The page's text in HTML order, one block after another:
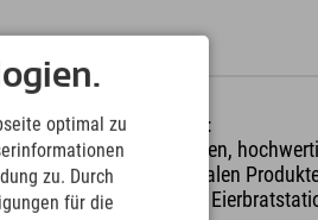
Frühstücksbuffet
Wähle aus 70 frischen,
überwiegend regionalen
ist die Do-it-yourself
optimal zu
zu. Durch
für die